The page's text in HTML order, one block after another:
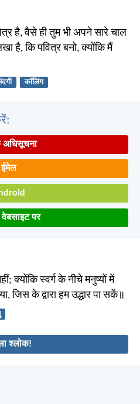
है, वैसे ही तुम भी अपने सारे चाल
है, कि पवित्र बनो, क्योंकि मैं
कॉलिंग
अधिसूचना
ईमेल
पर
क्योंकि स्वर्ग के नीचे मनुष्यों में
जिस के द्वारा हम उद्धार पा सकें॥
श्लोक!